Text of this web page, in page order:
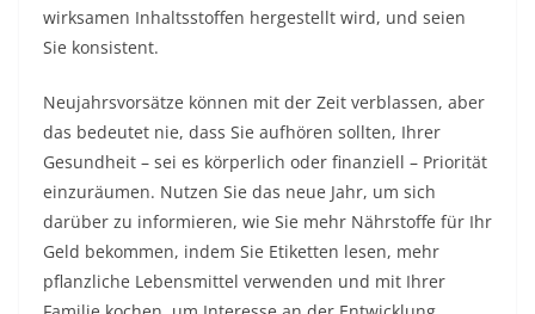
wirksamen Inhaltsstoffen hergestellt wird, und seien
Sie konsistent.
Neujahrsvorsätze können mit der Zeit verblassen, aber
das bedeutet nie, dass Sie aufhören sollten, Ihrer
Gesundheit – sei es körperlich oder finanziell – Priorität
einzuräumen. Nutzen Sie das neue Jahr, um sich
darüber zu informieren, wie Sie mehr Nährstoffe für Ihr
Geld bekommen, indem Sie Etiketten lesen, mehr
pflanzliche Lebensmittel verwenden und mit Ihrer